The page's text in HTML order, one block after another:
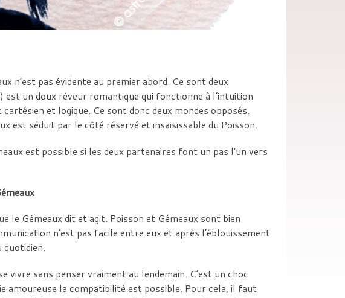
n’est pas évidente au premier abord. Ce sont deux
un doux rêveur romantique qui fonctionne à l’intuition
et logique. Ce sont donc deux mondes opposés.
est séduit par le côté réservé et insaisissable du Poisson.
est possible si les deux partenaires font un pas l’un vers
le Gémeaux dit et agit. Poisson et Gémeaux sont bien
n’est pas facile entre eux et après l’éblouissement
vivre sans penser vraiment au lendemain. C’est un choc
la compatibilité est possible. Pour cela, il faut